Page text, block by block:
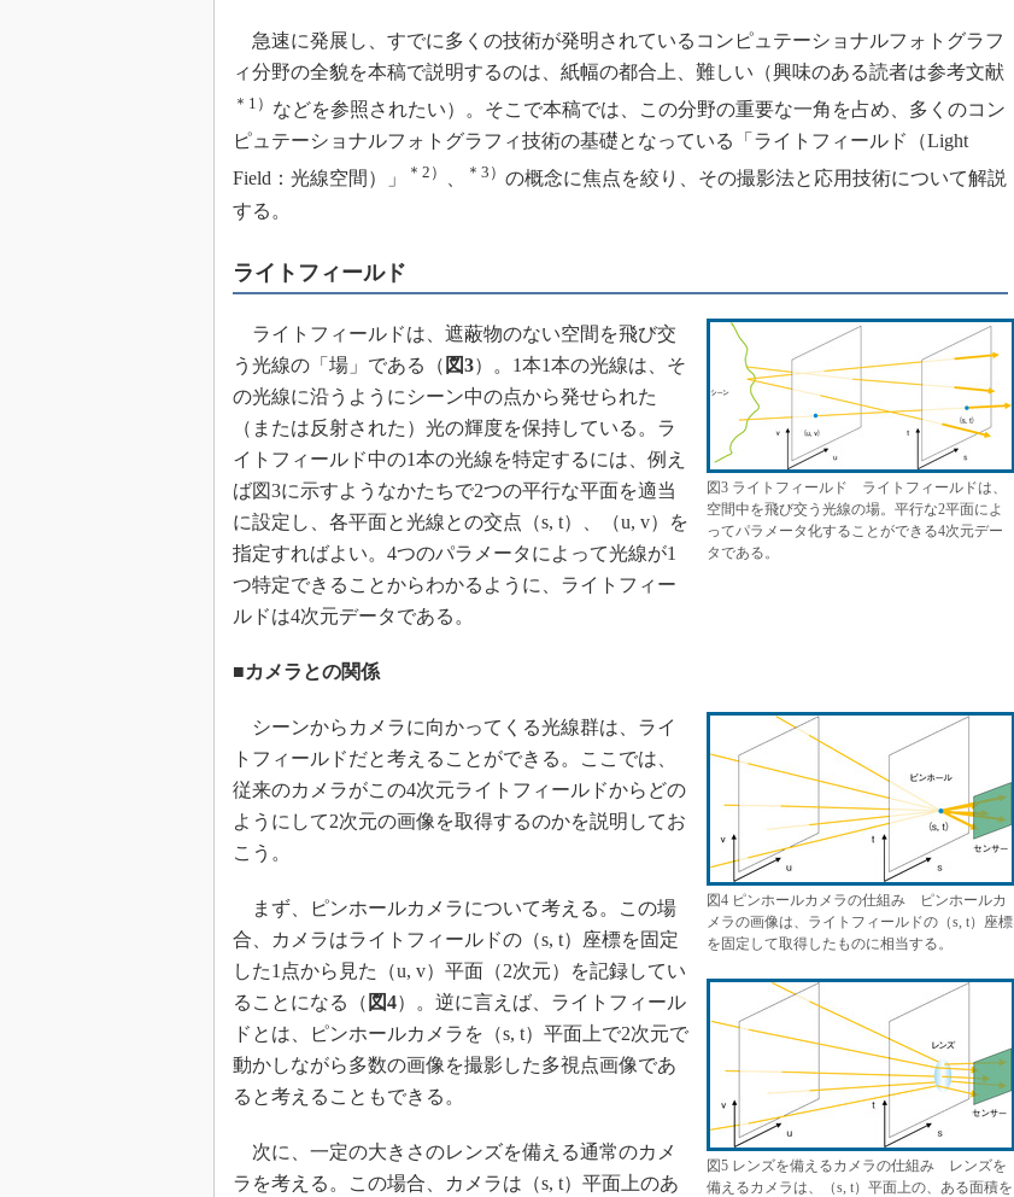
急速に発展し、すでに多くの技術が発明されているコンピュテーショナルフォトグラフ
ィ分野の全貌を本稿で説明するのは、紙幅の都合上、難しい（興味のある読者は参考文献
＊1） などを参照されたい）。そこで本稿では、この分野の重要な一角を占め、多くのコン
ピュテーショナルフォトグラフィ技術の基礎となっている「ライトフィールド（Light
Field：光線空間）」
＊2） 、 ＊3） の概念に焦点を絞り、その撮影法と応用技術について解説
する。
ライトフィールド
図3 ライトフィールド ライトフィールドは、
空間中を飛び交う光線の場。平行な2平面によ
ってパラメータ化することができる4次元デー
タである。
ライトフィールドは、遮蔽物のない空間を飛び交
う光線の「場」である（ 図3）。1本1本の光線は、そ
の光線に沿うようにシーン中の点から発せられた
（または反射された）光の輝度を保持している。ラ
イトフィールド中の1本の光線を特定するには、例え
ば図3に示すようなかたちで2つの平行な平面を適当
に設定し、各平面と光線との交点（s, t）、（u, v）を
指定すればよい。4つのパラメータによって光線が1
つ特定できることからわかるように、ライトフィー
ルドは4次元データである。
■カメラとの関係
図4 ピンホールカメラの仕組み ピンホールカ
メラの画像は、ライトフィールドの（s, t）座標
を固定して取得したものに相当する。
図5 レンズを備えるカメラの仕組み レンズを
備えるカメラは、（s, t）平面上の、ある面積を
シーンからカメラに向かってくる光線群は、ライ
トフィールドだと考えることができる。ここでは、
従来のカメラがこの4次元ライトフィールドからどの
ようにして2次元の画像を取得するのかを説明してお
こう。
まず、ピンホールカメラについて考える。この場
合、カメラはライトフィールドの（s, t）座標を固定
した1点から見た（u, v）平面（2次元）を記録してい
ることになる（ 図4）。逆に言えば、ライトフィール
ドとは、ピンホールカメラを（s, t）平面上で2次元で
動かしながら多数の画像を撮影した多視点画像であ
ると考えることもできる。
次に、一定の大きさのレンズを備える通常のカメ
ラを考える。この場合、カメラは（s, t）平面上のあ